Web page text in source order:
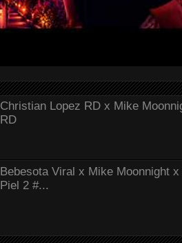
Christian Lopez RD x Mike
RD
Bebesota Viral x Mike Moonnight
Piel 2 #...